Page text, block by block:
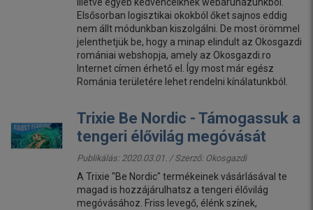
Elsősorban logisztikai okokból őket sajnos eddig
nem állt módunkban kiszolgálni. De most örömmel
jelenthetjük be, hogy a minap elindult az Okosgazdi
romániai webshopja, amely az Okosgazdi.ro
Internet címen érhető el. Így most már egész
Románia területére lehet rendelni kínálatunkból.
Trixie Be Nordic - Támogassuk a
tengeri élővilág megóvását
Publikálás: 2020.03.01. / Szerző: Okosgazdi
A Trixie "Be Nordic" termékeinek vásárlásával te
magad is hozzájárulhatsz a tengeri élővilág
megóvásához. Friss levegő, élénk színek,